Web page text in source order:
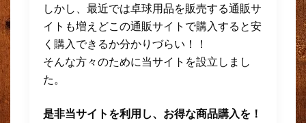
しかし、最近では卓球用品を販売する通販サ
イトも増えどこの通販サイトで購入すると安
く購入できるか分かりづらい！！
そんな方々のために当サイトを設立しまし
た。
是非当サイトを利用し、お得な商品購入を！